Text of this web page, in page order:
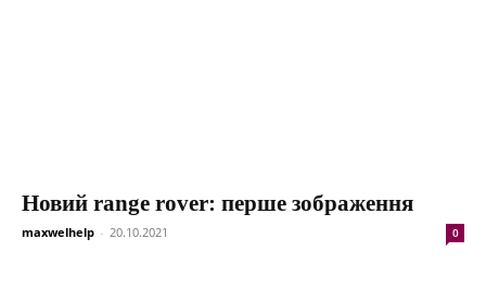
Новий range rover: перше зображення
maxwelhelp - 20.10.2021 0